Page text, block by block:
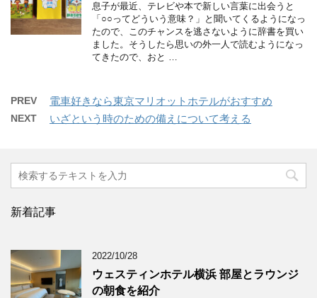
息子が最近、テレビや本で新しい言葉に出会うと
「○○ってどういう意味？」と聞いてくるようになっ
たので、このチャンスを逃さないように辞書を買い
ました。そうしたら思いの外一人で読むようになっ
てきたので、おと …
PREV 電車好きなら東京マリオットホテルがおすすめ
NEXT いざという時のための備えについて考える
新着記事
2022/10/28
ウェスティンホテル横浜 部屋とラウンジ
の朝食を紹介